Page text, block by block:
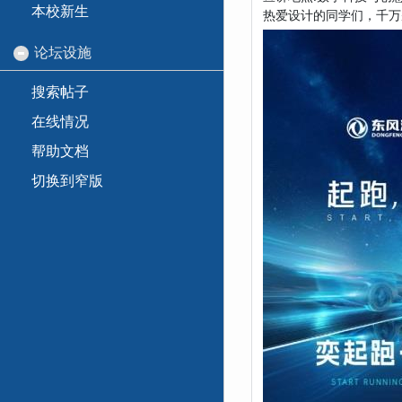
本校新生
论坛设施
搜索帖子
在线情况
帮助文档
切换到窄版
热爱设计的同学们，千